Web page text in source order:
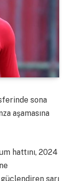
sona
aşamasına
hattını, 2024
sarı